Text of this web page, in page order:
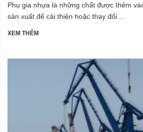
Phụ gia nhựa là những chất được thêm
sản xuất để cải thiện hoặc thay đổi ...
XEM THÊM